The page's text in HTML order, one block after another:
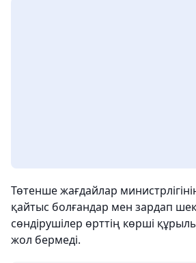
Төтенше жағдайлар
қайтыс болғандар мен зардап
сөндірушілер өрттің көрші
жол бермеді.